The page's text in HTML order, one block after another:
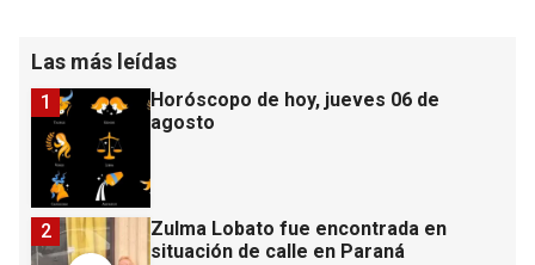
Las más leídas
Horóscopo de hoy, jueves 06 de
agosto
1
Zulma Lobato fue encontrada en
situación de calle en Paraná
2